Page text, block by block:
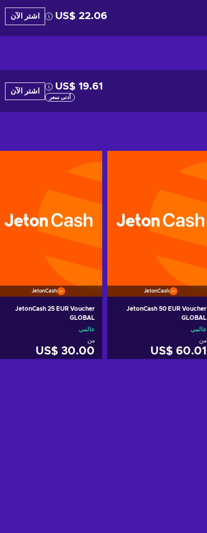
US$ 22.06 اشتر الآن
US$ 19.61
أدنى سعر
اشتر الآن
JetonCash
JetonCash 50 EUR Voucher
GLOBAL
عالمي
من
US$ 60.01
JetonCash
JetonCash 25 EUR Voucher
GLOBAL
عالمي
من
US$ 30.00